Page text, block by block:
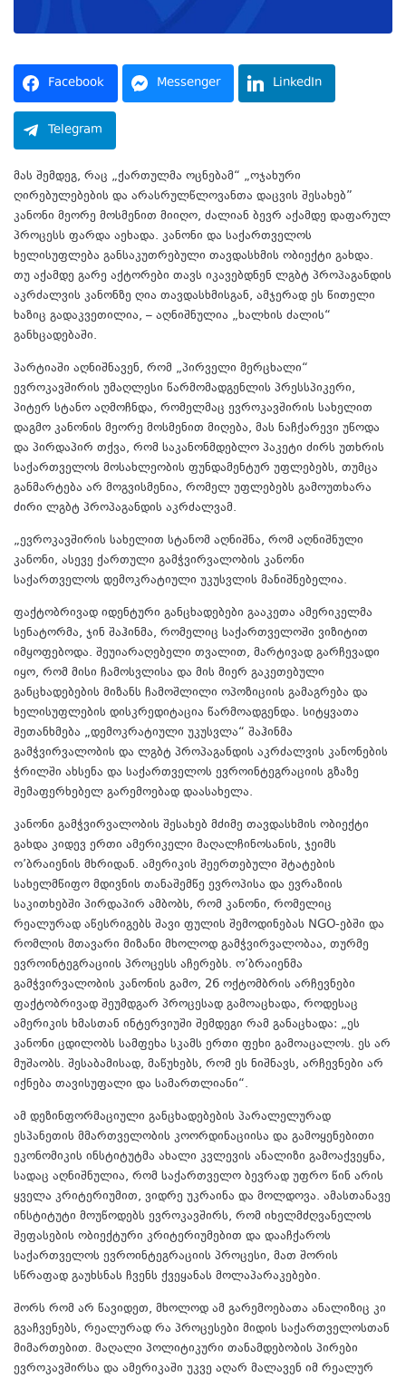
Facebook Messenger LinkedIn
Telegram
მას შემდეგ, რაც „ქართულმა ოცნებამ“ „ოჯახური
ღირებულებების და არასრულწლოვანთა დაცვის შესახებ”
კანონი მეორე მოსმენით მიიღო, ძალიან ბევრ აქამდე დაფარულ
პროცესს ფარდა აეხადა. კანონი და საქართველოს
ხელისუფლება განსაკუთრებული თავდასხმის ობიექტი გახდა.
თუ აქამდე გარე აქტორები თავს იკავებდნენ ლგბტ პროპაგანდის
აკრძალვის კანონზე ღია თავდასხმისგან, ამჯერად ეს წითელი
ხაზიც გადაკვეთილია, – აღნიშნულია „ხალხის ძალის“
განხცადებაში.
პარტიაში აღნიშნავენ, რომ „პირველი მერცხალი“
ევროკავშირის უმაღლესი წარმომადგენლის პრესსპიკერი,
პიტერ სტანო აღმოჩნდა, რომელმაც ევროკავშირის სახელით
დაგმო კანონის მეორე მოსმენით მიღება, მას ნაჩქარევი უწოდა
და პირდაპირ თქვა, რომ საკანონმდებლო პაკეტი ძირს უთხრის
საქართველოს მოსახლეობის ფუნდამენტურ უფლებებს, თუმცა
განმარტება არ მოგვისმენია, რომელ უფლებებს გამოუთხარა
ძირი ლგბტ პროპაგანდის აკრძალვამ.
„ევროკავშირის სახელით სტანომ აღნიშნა, რომ აღნიშნული
კანონი, ასევე ქართული გამჭვირვალობის კანონი
საქართველოს დემოკრატიული უკუსვლის მანიშნებელია.
ფაქტობრივად იდენტური განცხადებები გააკეთა ამერიკელმა
სენატორმა, ჯინ შაჰინმა, რომელიც საქართველოში ვიზიტით
იმყოფებოდა. შეუიარაღებელი თვალით, მარტივად გარჩევადი
იყო, რომ მისი ჩამოსვლისა და მის მიერ გაკეთებული
განცხადებების მიზანს ჩამოშლილი ოპოზიციის გამაგრება და
ხელისუფლების დისკრედიტაცია წარმოადგენდა. სიტყვათა
შეთანხმება „დემოკრატიული უკუსვლა“ შაჰინმა
გამჭვირვალობის და ლგბტ პროპაგანდის აკრძალვის კანონების
ჭრილში ახსენა და საქართველოს ევროინტეგრაციის გზაზე
შემაფერხებელ გარემოებად დაასახელა.
კანონი გამჭვირვალობის შესახებ მძიმე თავდასხმის ობიექტი
გახდა კიდევ ერთი ამერიკელი მაღალჩინოსანის, ჯეიმს
ო’ბრაიენის მხრიდან. ამერიკის შეერთებული შტატების
სახელმწიფო მდივნის თანაშემწე ევროპისა და ევრაზიის
საკითხებში პირდაპირ ამბობს, რომ კანონი, რომელიც
რეალურად აწესრიგებს შავი ფულის შემოდინებას NGO-ებში და
რომლის მთავარი მიზანი მხოლოდ გამჭვირვალობაა, თურმე
ევროინტეგრაციის პროცესს აჩერებს. ო’ბრაიენმა
გამჭვირვალობის კანონის გამო, 26 ოქტომბრის არჩევნები
ფაქტობრივად შეუმდგარ პროცესად გამოაცხადა, როდესაც
ამერიკის ხმასთან ინტერვიუში შემდეგი რამ განაცხადა: „ეს
კანონი ცდილობს სამფეხა სკამს ერთი ფეხი გამოაცალოს. ეს არ
მუშაობს. შესაბამისად, მაწუხებს, რომ ეს ნიშნავს, არჩევნები არ
იქნება თავისუფალი და სამართლიანი“.
ამ დეზინფორმაციული განცხადებების პარალელურად
ესპანეთის მმართველობის კოორდინაციისა და გამოყენებითი
ეკონომიკის ინსტიტუტმა ახალი კვლევის ანალიზი გამოაქვეყნა,
სადაც აღნიშნულია, რომ საქართველო ბევრად უფრო წინ არის
ყველა კრიტერიუმით, ვიდრე უკრაინა და მოლდოვა. ამასთანავე
ინსტიტუტი მოუწოდებს ევროკავშირს, რომ იხელმძღვანელოს
შეფასების ობიექტური კრიტერიუმებით და დააჩქაროს
საქართველოს ევროინტეგრაციის პროცესი, მათ შორის
სწრაფად გაუხსნას ჩვენს ქვეყანას მოლაპარაკებები.
შორს რომ არ წავიდეთ, მხოლოდ ამ გარემოებათა ანალიზიც კი
გვაჩვენებს, რეალურად რა პროცესები მიდის საქართველოსთან
მიმართებით. მაღალი პოლიტიკური თანამდებობის პირები
ევროკავშირსა და ამერიკაში უკვე აღარ მალავენ იმ რეალურ